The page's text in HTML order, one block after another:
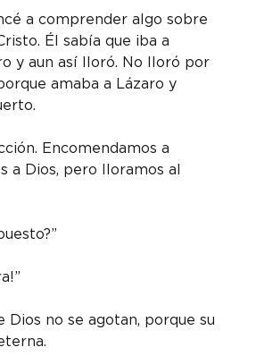
a comprender algo sobre
Él sabía que iba a
y aun así lloró. No lloró por
amaba a Lázaro y
Encomendamos a
a Dios, pero lloramos al
Dios no se agotan, porque su